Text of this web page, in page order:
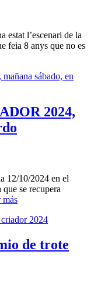
estat l’escenari de la
feia 8 anys que no es
2024,
12/10/2024 en el
se recupera
más
de trote